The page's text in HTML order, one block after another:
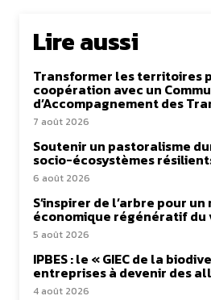
Lire aussi
Transformer les territoires
coopération avec un
d’Accompagnement des
7 août 2026
Soutenir un pastoralisme
socio-écosystèmes
6 août 2026
S’inspirer de l’arbre pour
économique régénératif du
5 août 2026
IPBES : le « GIEC de la
entreprises à devenir des
4 août 2026